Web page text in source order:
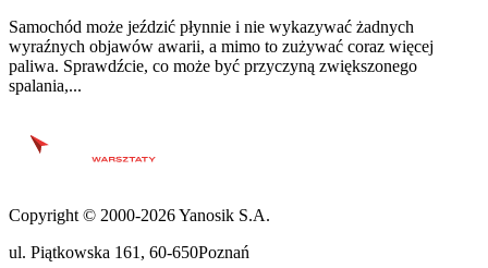
Samochód może jeździć płynnie i nie wykazywać żadnych
wyraźnych objawów awarii, a mimo to zużywać coraz więcej
paliwa. Sprawdźcie, co może być przyczyną zwiększonego
spalania,...
Copyright © 2000-2026 Yanosik S.A.
ul. Piątkowska 161 , 60-650Poznań